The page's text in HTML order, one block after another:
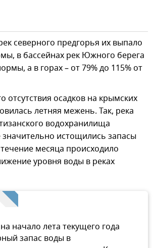
северного предгорья их выпало
в бассейнах рек Южного берега
а в горах – от 79% до 115% от
отсутствия осадков на крымских
летняя межень. Так, река
водохранилища
значительно истощились запасы
месяца происходило
уровня воды в реках
начало лета текущего года
запас воды в